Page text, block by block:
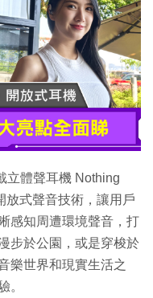
立體聲耳機 Nothing
放式聲音技術，讓用戶
感知周遭環境聲音，打
步於公園，或是穿梭於
樂世界和現實生活之
。